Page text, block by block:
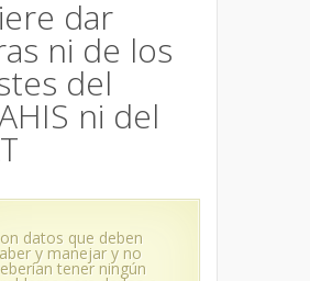
dar
ni de los
del
ni del
datos que deben
y manejar y no
tener ningún